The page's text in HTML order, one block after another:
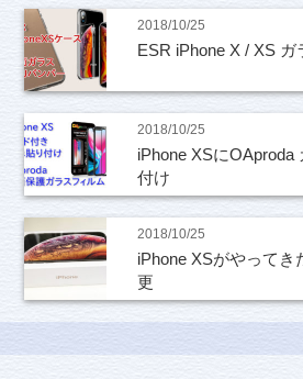
2018/10/25
ESR iPhone X / XS ガ
2018/10/25
iPhone XSにOAproda
付け
2018/10/25
iPhone XSがやって
更